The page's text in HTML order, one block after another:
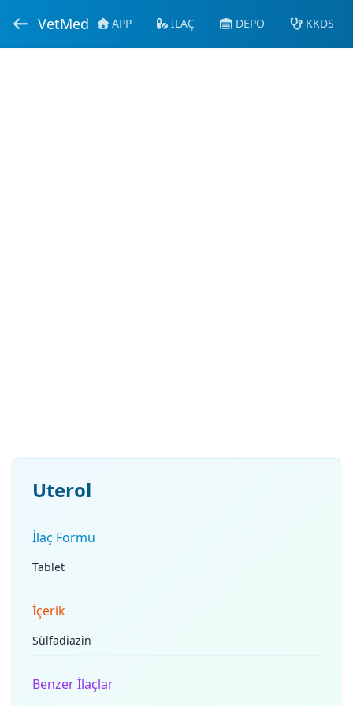
VetMed APP İLAÇ DEPO KKDS
Uterol
İlaç Formu
Tablet
İçerik
Sülfadiazin
Benzer İlaçlar